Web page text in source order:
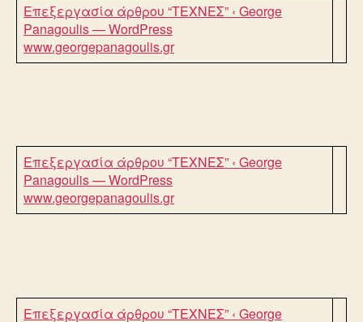
Επεξεργασία άρθρου “ΤΕΧΝΕΣ” ‹ George
Panagoulis — WordPress
www.georgepanagoulis.gr
Επεξεργασία άρθρου “ΤΕΧΝΕΣ” ‹ George
Panagoulis — WordPress
www.georgepanagoulis.gr
Επεξεργασία άρθρου “ΤΕΧΝΕΣ” ‹ George